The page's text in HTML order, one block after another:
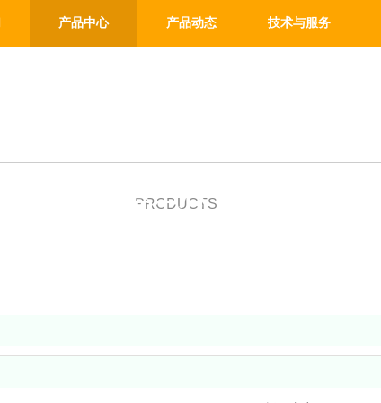
产品中心 产品动态 技术与服务
PRODUCTS
产品中心